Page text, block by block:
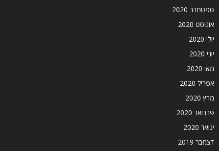
ספטמבר 2020
אוגוסט 2020
יולי 2020
יוני 2020
מאי 2020
אפריל 2020
מרץ 2020
פברואר 2020
ינואר 2020
דצמבר 2019